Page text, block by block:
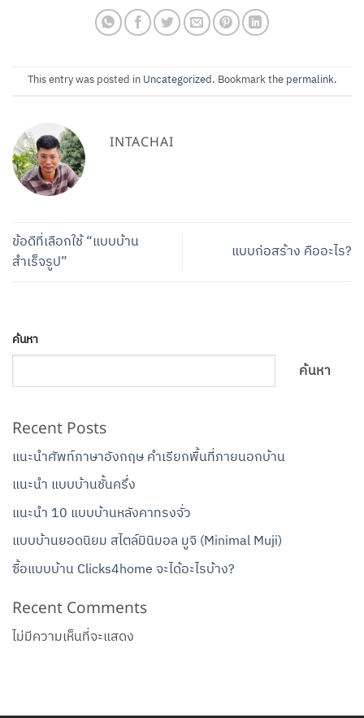
This entry was posted inUncategorized. Bookmark thepermalink.
INTACHAI
ข้อดีที่เลือกใช้ “แบบบ้าน
สำเร็จรูป”
แบบก่อสร้าง คืออะไร?
ค้นหา
ค้นหา
Recent Posts
แนะนำศัพท์ภาษาอังกฤษ คำเรียกพื้นที่ภายนอกบ้าน
แนะนำ แบบบ้านชั้นครึ่ง
แนะนำ 10 แบบบ้านหลังคาทรงจั่ว
แบบบ้านยอดนิยม สไตล์มินิมอล มูจิ (Minimal Muji)
ซื้อแบบบ้าน Clicks4home จะได้อะไรบ้าง?
Recent Comments
ไม่มีความเห็นที่จะแสดง